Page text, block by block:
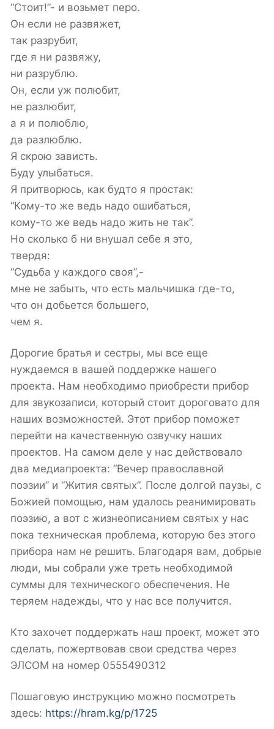
“Стоит!”- и возьмет перо.
Он если не развяжет,
так разрубит,
где я ни развяжу,
ни разрублю.
Он, если уж полюбит,
не разлюбит,
а я и полюблю,
да разлюблю.
Я скрою зависть.
Буду улыбаться.
Я притворюсь, как будто я простак:
“Кому-то же ведь надо ошибаться,
кому-то же ведь надо жить не так”.
Но сколько б ни внушал себе я это,
твердя:
“Судьба у каждого своя”,-
мне не забыть, что есть мальчишка где-то,
что он добьется большего,
чем я.
Дорогие братья и сестры, мы все еще
нуждаемся в вашей поддержке нашего
проекта. Нам необходимо приобрести прибор
для звукозаписи, который стоит дороговато для
наших возможностей. Этот прибор поможет
перейти на качественную озвучку наших
проектов. На самом деле у нас действовало
два медиапроекта: “Вечер православной
поэзии” и “Жития святых”. После долгой паузы, с
Божией помощью, нам удалось реанимировать
поэзию, а вот с жизнеописанием святых у нас
пока техническая проблема, которую без этого
прибора нам не решить. Благодаря вам, добрые
люди, мы собрали уже треть необходимой
суммы для технического обеспечения. Не
теряем надежды, что у нас все получится.
Кто захочет поддержать наш проект, может это
сделать, пожертвовав свои средства через
ЭЛСОМ на номер 0555490312
Пошаговую инструкцию можно посмотреть
здесь: https://hram.kg/p/1725